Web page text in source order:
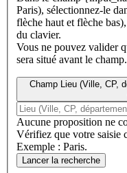
Paris), sélectionnez-le
flèche haut et flèche
du clavier.
Vous ne pouvez valider
sera situé avant le champ.
Champ Lieu (Ville, CP,
Aucune proposition ne
Vérifiez que votre saisie
Exemple : Paris.
Lancer la recherche